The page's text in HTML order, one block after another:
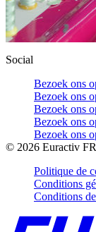
Social
Bezoek ons
Bezoek ons
Bezoek ons
Bezoek ons
Bezoek ons
© 2026 Euractiv FR
Politique de
Conditions
Conditions